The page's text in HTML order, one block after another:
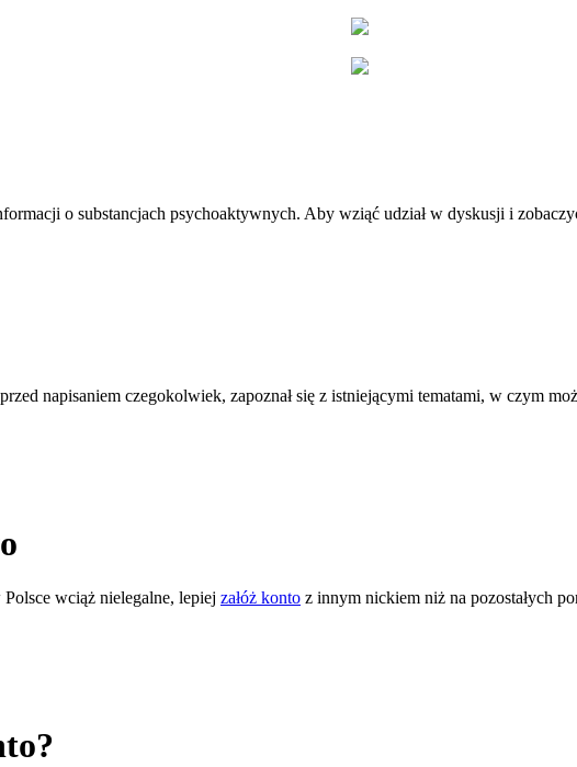
o substancjach psychoaktywnych. Aby wziąć udział w dyskusji i
napisaniem czegokolwiek, zapoznał się z istniejącymi tematami, w czym
wciąż nielegalne, lepiej załóż konto z innym nickiem niż na pozostałych